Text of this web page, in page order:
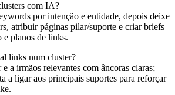
com IA?
por intenção e entidade, depois deixe
atribuir páginas pilar/suporte e criar briefs
e planos de links.
links num cluster?
a irmãos relevantes com âncoras claras;
a ligar aos principais suportes para reforçar